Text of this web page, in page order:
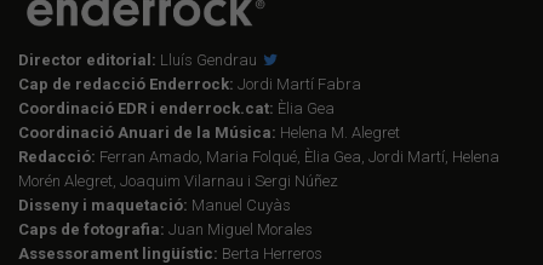
Director editorial: Lluís Gendrau
Cap de redacció Enderrock: Jordi Martí Fabra
Coordinació EDR i enderrock.cat: Èlia Gea
Coordinació Anuari de la Música: Helena M. Alegret
Redacció: Ferran Amado, Maria Folqué, Èlia Gea, Jordi Martí, Helena
Morén Alegret, Joaquim Vilarnau i Sergi Núñez
Disseny i maquetació: Manuel Cuyàs
Caps de fotografia: Juan Miguel Morales
Assessorament lingüístic: Berta Herreros